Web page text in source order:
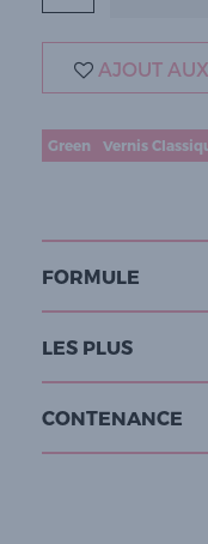
AJOUT
Green Vernis
FORMULE
LES PLUS
CONTENANCE